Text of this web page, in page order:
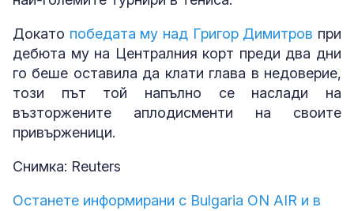
Докато победата му над Григор Димитров при
дебюта му на Централния корт преди два дни
го беше оставила да клати глава в недоверие,
този път той напълно се наслади на
възторжените аплодисменти на своите
привърженици.
Снимка: Reuters
Останете информирани с Bulgaria ON AIR и в